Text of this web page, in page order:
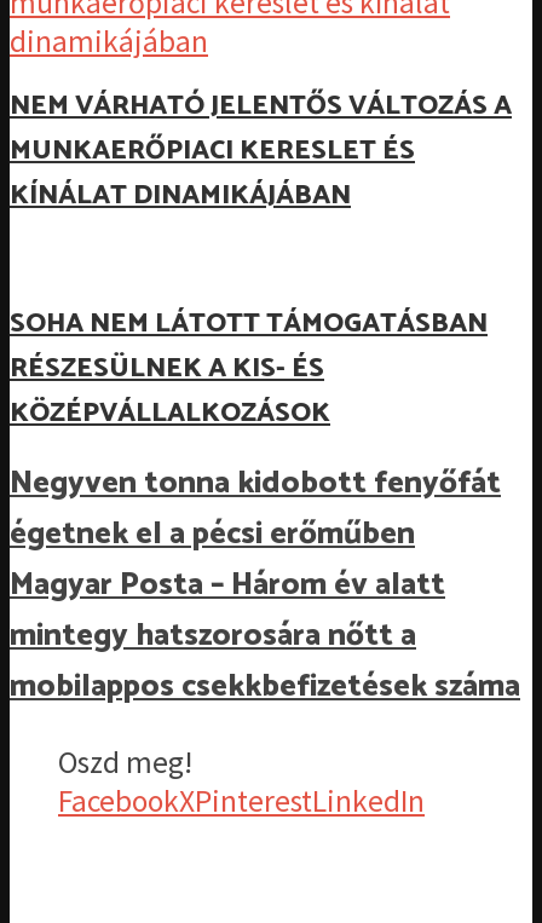
NEM VÁRHATÓ JELENTŐS VÁLTOZÁS A
MUNKAERŐPIACI KERESLET ÉS
KÍNÁLAT DINAMIKÁJÁBAN
SOHA NEM LÁTOTT TÁMOGATÁSBAN
RÉSZESÜLNEK A KIS- ÉS
KÖZÉPVÁLLALKOZÁSOK
Negyven tonna kidobott fenyőfát
égetnek el a pécsi erőműben
Magyar Posta – Három év alatt
mintegy hatszorosára nőtt a
mobilappos csekkbefizetések száma
Oszd meg!
FacebookXPinterestLinkedIn